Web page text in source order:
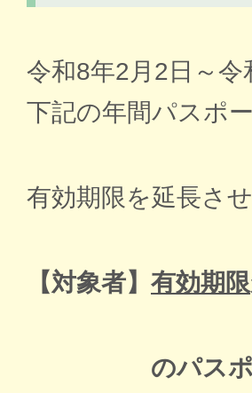
令和8年2月2日～
下記の年間パスポ
有効期限を延長さ
【対象者】 有効期限
のパスポー